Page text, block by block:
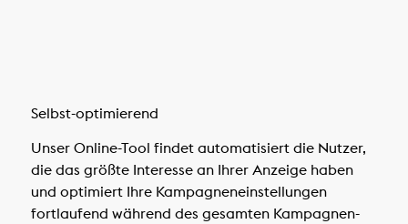
Selbst-optimierend
Unser Online-Tool findet automatisiert die Nutzer,
die das größte Interesse an Ihrer Anzeige haben
und optimiert Ihre Kampagneneinstellungen
fortlaufend während des gesamten Kampagnen-